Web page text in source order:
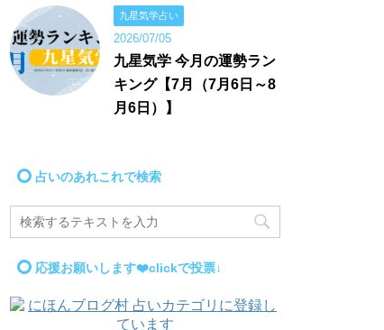
九星気学占い
2026/07/05
九星気学 今月の運勢ラン
キング【7月（7月6日～8
月6日）】
占いのあれこれで検索
応援お願いします❤️clickで投票↓